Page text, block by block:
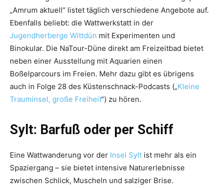
„Amrum aktuell“ listet täglich verschiedene Angebote auf.
Ebenfalls beliebt: die Wattwerkstatt in der
Jugendherberge Wittdün mit Experimenten und
Binokular. Die NaTour-Düne direkt am Freizeitbad bietet
neben einer Ausstellung mit Aquarien einen
Boßelparcours im Freien. Mehr dazu gibt es übrigens
auch in Folge 28 des Küstenschnack-Podcasts („Kleine
Trauminsel, große Freiheit“) zu hören.
Sylt: Barfuß oder per Schiff
Eine Wattwanderung vor der Insel Sylt ist mehr als ein
Spaziergang – sie bietet intensive Naturerlebnisse
zwischen Schlick, Muscheln und salziger Brise.